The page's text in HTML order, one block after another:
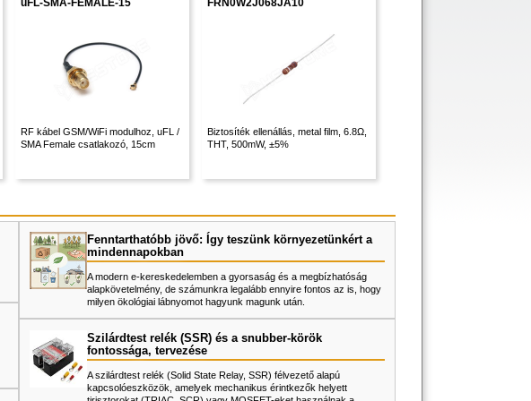
uFL-SMA-FEMALE-15
RF kábel GSM/WiFi modulhoz, uFL /
SMA Female csatlakozó, 15cm
FRN0W2J068JA10
Biztosíték ellenállás, metal film, 6.8Ω,
THT, 500mW, ±5%
Fenntarthatóbb jövő: Így teszünk környezetünkért a
mindennapokban
A modern e-kereskedelemben a gyorsaság és a megbízhatóság
alapkövetelmény, de számunkra legalább ennyire fontos az is, hogy
milyen ökológiai lábnyomot hagyunk magunk után.
Szilárdtest relék (SSR) és a snubber-körök
fontossága, tervezése
A szilárdtest relék (Solid State Relay, SSR) félvezető alapú
kapcsolóeszközök, amelyek mechanikus érintkezők helyett